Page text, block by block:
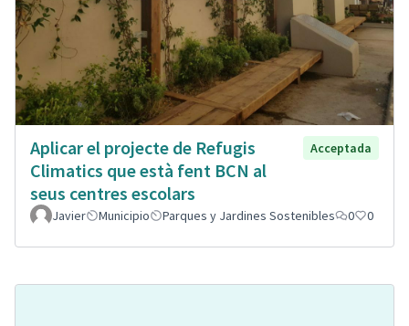
Aplicar el projecte de Refugis
Climatics que està fent BCN al
seus centres escolars
Acceptada
Javier Municipio Parques y Jardines Sostenibles 0 0